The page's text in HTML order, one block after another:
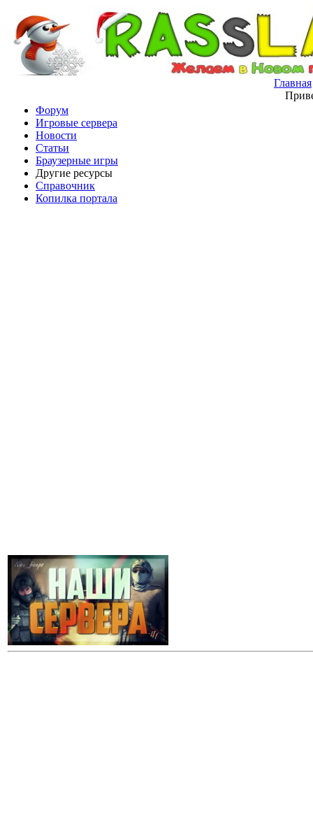
Главная
Форум
Игровые сервера
Новости
Статьи
Браузерные игры
Другие ресурсы
Справочник
Копилка портала